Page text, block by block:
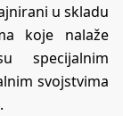
u skladu
koje nalaže
specijalnim
svojstvima